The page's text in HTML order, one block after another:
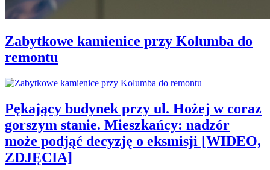
Zabytkowe kamienice przy Kolumba do
remontu
Pękający budynek przy ul. Hożej w coraz
gorszym stanie. Mieszkańcy: nadzór
może podjąć decyzję o eksmisji [WIDEO,
ZDJĘCIA]